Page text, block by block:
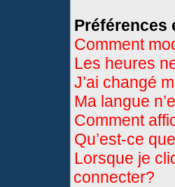
Préférences
Comment
Les heures
J’ai changé
Ma langue
Comment
Qu’est-ce
Lorsque je
connecter?